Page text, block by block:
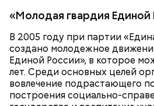
«Молодая гвардия Единой
В 2005 году при партии
создано молодежное
Единой России», в которое
лет. Среди основных целей
вовлечение подрастающего
построения социально-
— Наиболее